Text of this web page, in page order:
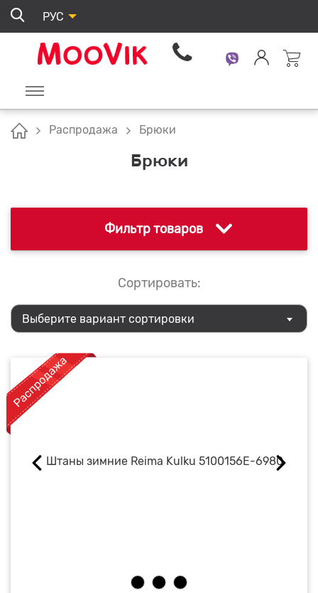
РУС
Распродажа Брюки
Брюки
Фильтр товаров
Сортировать:
Выберите вариант сортировки